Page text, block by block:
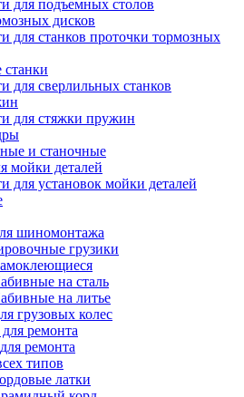
для подъемных столов
дисков
для станков проточки тормозных
для сверлильных станков
для стяжки пружин
и станочные
мойки деталей
для установок мойки деталей
шиномонтажа
грузики
на сталь
на литье
грузовых колес
ремонта
ремонта
типов
латки